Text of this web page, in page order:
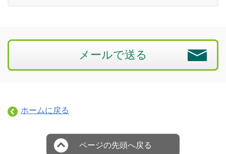
メールで送る
ホームに戻る
ページの先頭へ戻る